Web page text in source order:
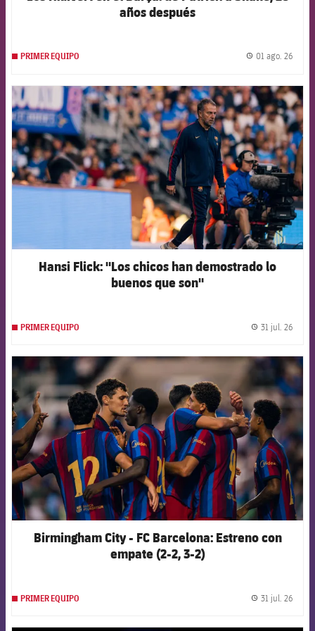
años después
PRIMER EQUIPO 01 ago. 26
FCB Barcelona badge
Hansi Flick: "Los chicos han demostrado lo
buenos que son"
PRIMER EQUIPO 31 jul. 26
FCB Barcelona badge
Birmingham City - FC Barcelona: Estreno con
empate (2-2, 3-2)
PRIMER EQUIPO 31 jul. 26